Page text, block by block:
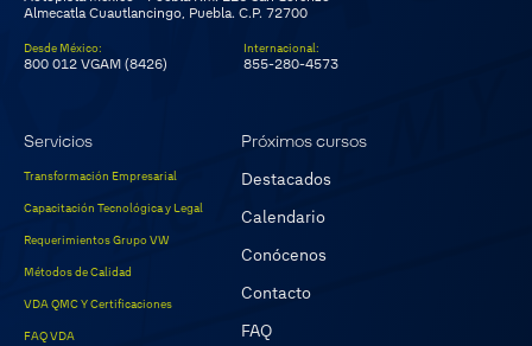
Almecatla Cuautlancingo, Puebla. C.P. 72700
Desde México:
800 012 VGAM (8426)
Internacional:
855-280-4573
Servicios
Transformación Empresarial
Capacitación Tecnológica y Legal
Requerimientos Grupo VW
Métodos de Calidad
VDA QMC Y Certificaciones
FAQ VDA
Próximos cursos
Destacados
Calendario
Conócenos
Contacto
FAQ